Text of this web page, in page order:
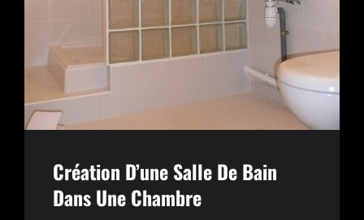
Création D’une Salle De Bain
Dans Une Chambre